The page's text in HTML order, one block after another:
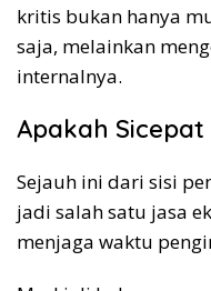
kritis bukan hanya
saja, melainkan
internalnya.
Apakah
Sejauh ini dari sisi
jadi salah satu jasa
menjaga waktu